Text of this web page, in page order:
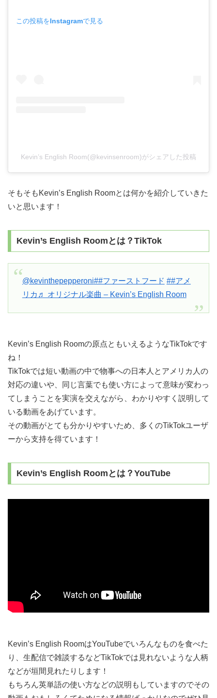
この投稿をInstagramで見る
Kevin’s English Room(@kevinsenroom)がシェアした投稿
そもそもKevin’s English Roomとは何かを紹介していきた
いと思います！
Kevin’s English Roomとは？TikTok
@kevinthepepperoni##ファーストフード ##アメ
リカ ♬ オリジナル楽曲 – Kevin’s English Room
Kevin’s English Roomの原点ともいえるようなTikTokです
ね！
TikTokでは短い動画の中で物事への日本人とアメリカ人の
対応の違いや、同じ言葉でも使い方によって意味が変わっ
てしまうことを実演を交えながら、わかりやすく説明して
いる動画をあげています。
その動画がとても分かりやすいため、多くのTikTokユーザ
ーから支持を得ています！
Kevin’s English Roomとは？YouTube
Kevin’s English RoomはYouTubeでいろんなものを食べた
り、生配信で雑談するなどTikTokでは見れないような人柄
などが垣間見れたりします！
もちろん英単語の使い方などの説明もしていますのでその